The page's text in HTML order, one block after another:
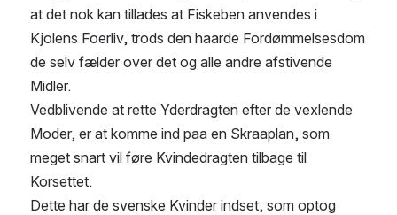
at det nok kan tillades at Fiskeben anvendes i
Kjolens Foerliv, trods den haarde Fordømmelsesdom
de selv fælder over det og alle andre afstivende
Midler.
Vedblivende at rette Yderdragten efter de vexlende
Moder, er at komme ind paa en Skraaplan, som
meget snart vil føre Kvindedragten tilbage til
Korsettet.
Dette har de svenske Kvinder indset, som optog